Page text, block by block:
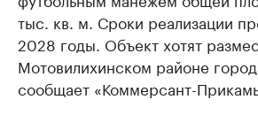
тыс. кв. м. Сроки реализации
2028 годы. Объект хотят
Мотовилихинском районе
сообщает «Коммерсант-